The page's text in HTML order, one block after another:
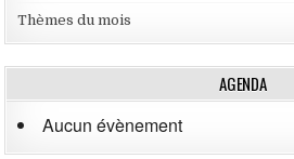
Thèmes du mois
AGENDA
Aucun évènement